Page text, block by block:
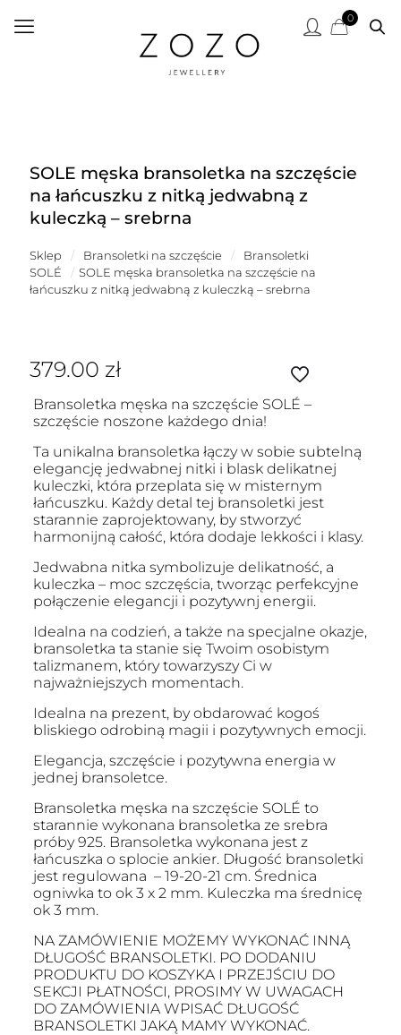
0
SOLE męska bransoletka na szczęście
na łańcuszku z nitką jedwabną z
kuleczką – srebrna
Sklep / Bransoletki na szczęście /
Bransoletki
SOLÉ
/ SOLE męska bransoletka na szczęście na
łańcuszku z nitką jedwabną z kuleczką – srebrna
379.00 zł
Bransoletka męska na szczęście SOLÉ –
szczęście noszone każdego dnia!
Ta unikalna bransoletka łączy w sobie subtelną
elegancję jedwabnej nitki i blask delikatnej
kuleczki, która przeplata się w misternym
łańcuszku. Każdy detal tej bransoletki jest
starannie zaprojektowany, by stworzyć
harmonijną całość, która dodaje lekkości i klasy.
Jedwabna nitka symbolizuje delikatność, a
kuleczka – moc szczęścia, tworząc perfekcyjne
połączenie elegancji i pozytywnj energii.
Idealna na codzień, a także na specjalne okazje,
bransoletka ta stanie się Twoim osobistym
talizmanem, który towarzyszy Ci w
najważniejszych momentach.
Idealna na prezent, by obdarować kogoś
bliskiego odrobiną magii i pozytywnych emocji.
Elegancja, szczęście i pozytywna energia w
jednej bransoletce.
Bransoletka męska na szczęście SOLÉ to
starannie wykonana bransoletka ze srebra
próby 925. Bransoletka wykonana jest z
łańcuszka o splocie ankier. Długość bransoletki
jest regulowana – 19-20-21 cm. Średnica
ogniwka to ok 3 x 2 mm. Kuleczka ma średnicę
ok 3 mm.
NA ZAMÓWIENIE MOŻEMY WYKONAĆ INNĄ
DŁUGOŚĆ BRANSOLETKI. PO DODANIU
PRODUKTU DO KOSZYKA I PRZEJŚCIU DO
SEKCJI PŁATNOŚCI, PROSIMY W UWAGACH
DO ZAMÓWIENIA WPISAĆ DŁUGOŚĆ
BRANSOLETKI JAKĄ MAMY WYKONAĆ.